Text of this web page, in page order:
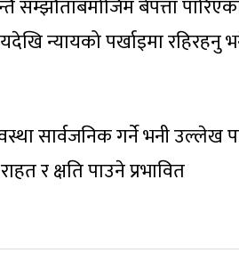
सम्झौताबमोजिम बेपत्ता
न्यायको पर्खाइमा रहिरहनु
सार्वजनिक गर्ने भनी उल्लेख
र क्षति पाउने प्रभावित